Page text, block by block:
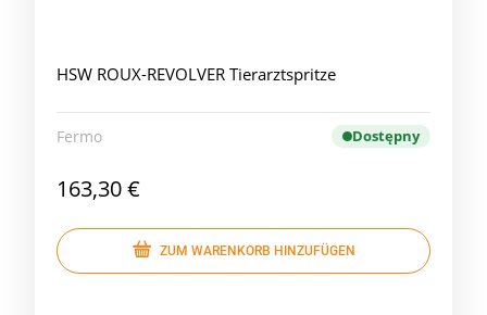
HSW ROUX-REVOLVER Tierarztspritze
Fermo Dostępny
163,30 €
ZUM WARENKORB HINZUFÜGEN